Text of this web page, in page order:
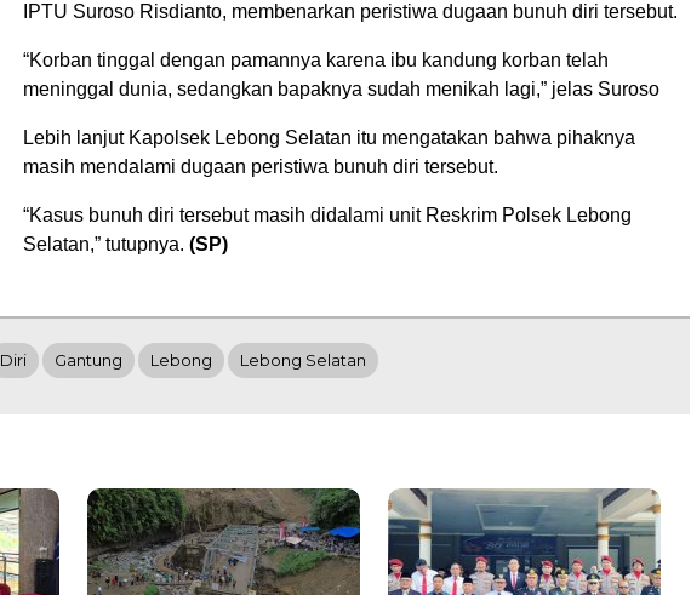
IPTU Suroso Risdianto, membenarkan peristiwa dugaan bunuh diri tersebut.
“Korban tinggal dengan pamannya karena ibu kandung korban telah
meninggal dunia, sedangkan bapaknya sudah menikah lagi,” jelas Suroso
Lebih lanjut Kapolsek Lebong Selatan itu mengatakan bahwa pihaknya
masih mendalami dugaan peristiwa bunuh diri tersebut.
“Kasus bunuh diri tersebut masih didalami unit Reskrim Polsek Lebong
Selatan,” tutupnya. (SP)
Diri Gantung Lebong Lebong Selatan